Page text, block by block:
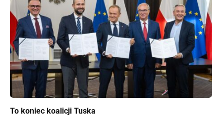
To koniec koalicji Tuska